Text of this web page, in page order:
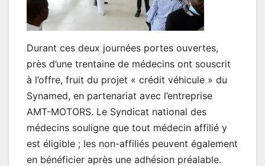
Durant ces deux journées portes ouvertes,
près d’une trentaine de médecins ont souscrit
à l’offre, fruit du projet « crédit véhicule » du
Synamed, en partenariat avec l’entreprise
AMT-MOTORS. Le Syndicat national des
médecins souligne que tout médecin affilié y
est éligible ; les non-affiliés peuvent également
en bénéficier après une adhésion préalable.